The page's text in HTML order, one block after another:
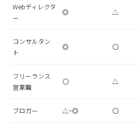
Webディレクタ
ー
◎ △
コンサルタン
ト
◎ 〇
フリーランス
営業職
〇 △
ブロガー △~◎ 〇